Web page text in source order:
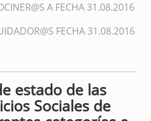
A FECHA 31.08.2016
FECHA 31.08.2016
estado de las
Sociales de